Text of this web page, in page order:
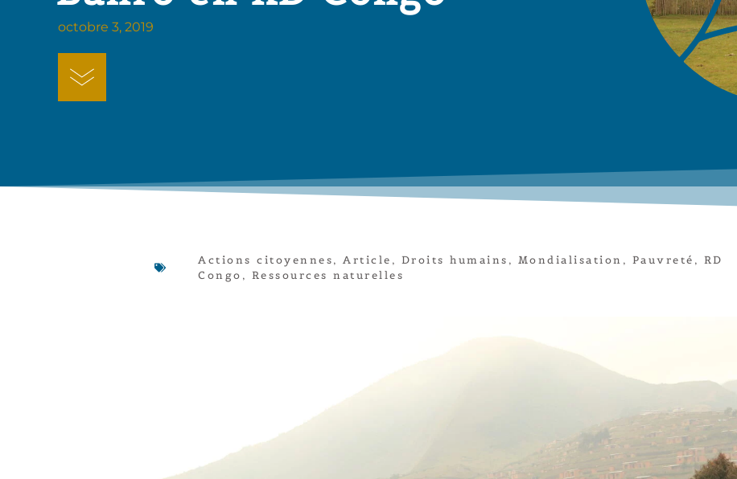
octobre 3, 2019
Actions citoyennes, Article , Droits humains , Mondialisation , Pauvreté , RD
Congo , Ressources naturelles